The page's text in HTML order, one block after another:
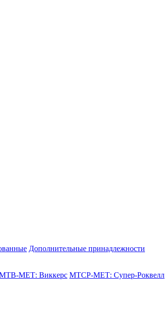
Дополнительные принадлежности
МЕТ: Виккерс МТСР-МЕТ: Супер-Роквелл